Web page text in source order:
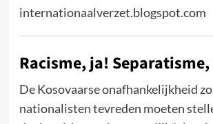
internationaalverzet.blogspot.com
Racisme, ja!
De Kosovaarse onafhankelijkheid
nationalisten tevreden moeten